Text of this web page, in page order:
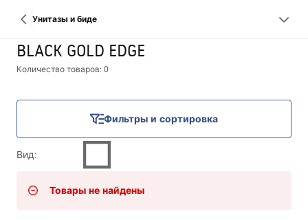
Унитазы и биде
BLACK GOLD EDGE
Количество товаров: 0
Фильтры и сортировка
Вид:
Товары не найдены